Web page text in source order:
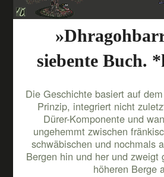
siebente Buch.
Die Geschichte basiert auf
Prinzip, integriert nicht
Dürer-Komponente und
ungehemmt zwischen
schwäbischen und nochmals
Bergen hin und her und zweigt
höheren Berge